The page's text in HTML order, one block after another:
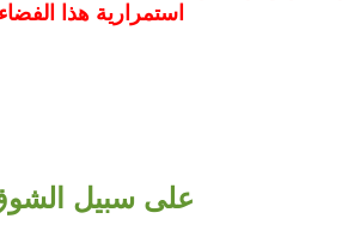
استمرارية هذا
على سبيل